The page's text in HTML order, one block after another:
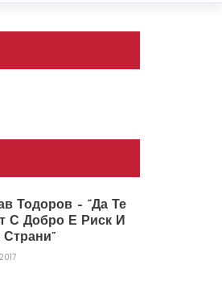
Тодоров – “Да Те
С Добро Е Риск И